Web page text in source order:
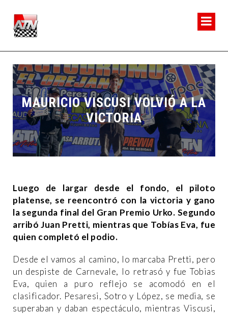
MAURICIO VISCUSI VOLVIÓ A LA
VICTORIA
Luego de largar desde el fondo, el piloto
platense, se reencontró con la victoria y gano
la segunda final del Gran Premio Urko. Segundo
arribó Juan Pretti, mientras que Tobías Eva, fue
quien completó el podio.
Desde el vamos al camino, lo marcaba Pretti, pero
un despiste de Carnevale, lo retrasó y fue Tobias
Eva, quien a puro reflejo se acomodó en el
clasificador. Pesaresi, Sotro y López, se media, se
superaban y daban espectáculo, mientras Viscusi,